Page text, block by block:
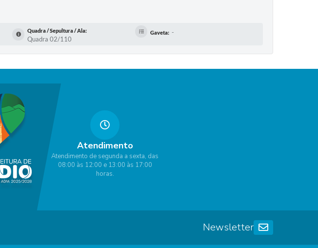
Quadra / Sepultura / Ala:
Quadra 02/110
Gaveta: -
Atendimento
Atendimento de segunda a sexta, das
08:00 às 12:00 e 13:00 às 17:00
horas.
Newsletter